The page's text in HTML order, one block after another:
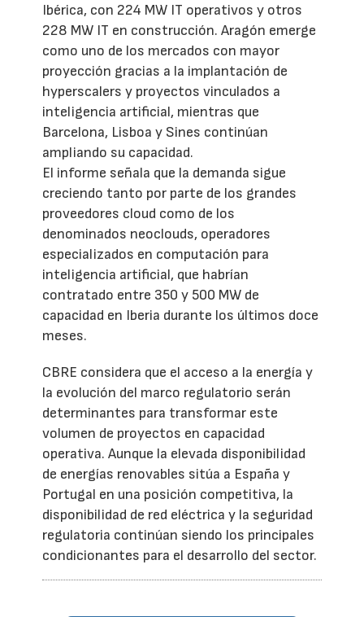
Ibérica, con 224 MW IT operativos y otros
228 MW IT en construcción. Aragón emerge
como uno de los mercados con mayor
proyección gracias a la implantación de
hyperscalers y proyectos vinculados a
inteligencia artificial, mientras que
Barcelona, Lisboa y Sines continúan
ampliando su capacidad.
El informe señala que la demanda sigue
creciendo tanto por parte de los grandes
proveedores cloud como de los
denominados neoclouds, operadores
especializados en computación para
inteligencia artificial, que habrían
contratado entre 350 y 500 MW de
capacidad en Iberia durante los últimos doce
meses.
CBRE considera que el acceso a la energía y
la evolución del marco regulatorio serán
determinantes para transformar este
volumen de proyectos en capacidad
operativa. Aunque la elevada disponibilidad
de energías renovables sitúa a España y
Portugal en una posición competitiva, la
disponibilidad de red eléctrica y la seguridad
regulatoria continúan siendo los principales
condicionantes para el desarrollo del sector.